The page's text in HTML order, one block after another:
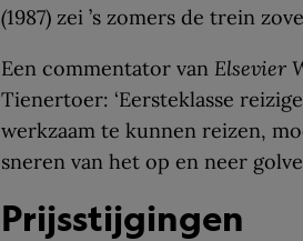
(1987) zei ’s zomers de trein
Een commentator van Elsevier
Tienertoer: ‘Eersteklasse
werkzaam te kunnen reizen,
sneren van het op en neer
Prijsstijgingen